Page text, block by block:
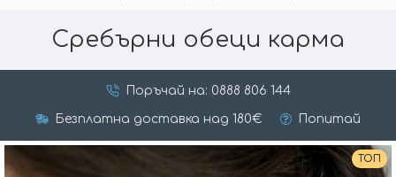
Сребърни обеци карма
Поръчай на: 0888 806 144
Безплатна доставка над 180€ Попитай
ТОП